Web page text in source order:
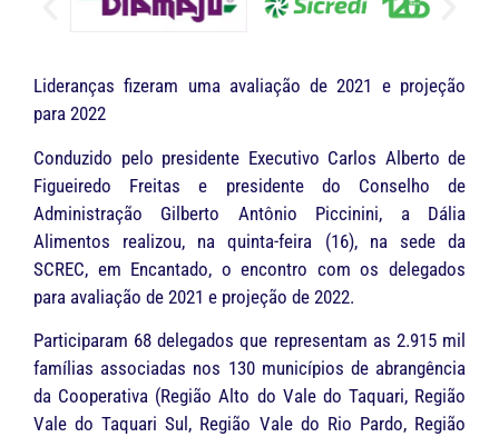
Lideranças fizeram uma avaliação de 2021 e projeção
para 2022
Conduzido pelo presidente Executivo Carlos Alberto de
Figueiredo Freitas e presidente do Conselho de
Administração Gilberto Antônio Piccinini, a Dália
Alimentos realizou, na quinta-feira (16), na sede da
SCREC, em Encantado, o encontro com os delegados
para avaliação de 2021 e projeção de 2022.
Participaram 68 delegados que representam as 2.915 mil
famílias associadas nos 130 municípios de abrangência
da Cooperativa (Região Alto do Vale do Taquari, Região
Vale do Taquari Sul, Região Vale do Rio Pardo, Região